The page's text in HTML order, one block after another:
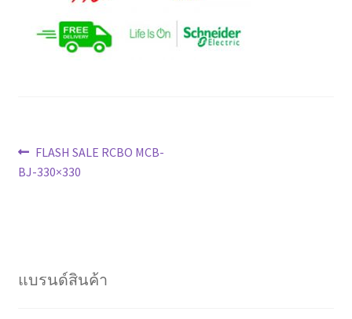
Download Catalog
วิธีการชำระเงิน
แนะแนว
เรื่อง
Previous
post:
FLASH SALE RCBO MCB-
BJ-330×330
แบรนด์สินค้า